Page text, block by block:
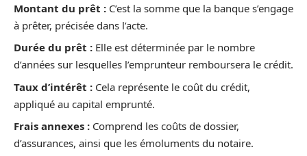
Montant du prêt : C’est la somme que la banque s’engage
à prêter, précisée dans l’acte.
Durée du prêt : Elle est déterminée par le nombre
d’années sur lesquelles l’emprunteur remboursera le crédit.
Taux d’intérêt : Cela représente le coût du crédit,
appliqué au capital emprunté.
Frais annexes : Comprend les coûts de dossier,
d’assurances, ainsi que les émoluments du notaire.